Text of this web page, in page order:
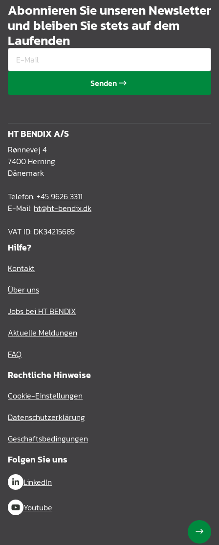
Abonnieren Sie unseren Newsletter
und bleiben Sie stets auf dem
Laufenden
Senden
HT BENDIX A/S
Rønnevej 4
7400 Herning
Dänemark
Telefon: +45 9626 3311
E-Mail: ht@ht-bendix.dk
VAT ID: DK34215685
Hilfe?
Kontakt
Über uns
Jobs bei HT BENDIX
Aktuelle Meldungen
FAQ
Rechtliche Hinweise
Cookie-Einstellungen
Datenschutzerklärung
Geschaftsbedingungen
Folgen Sie uns
LinkedIn
Youtube